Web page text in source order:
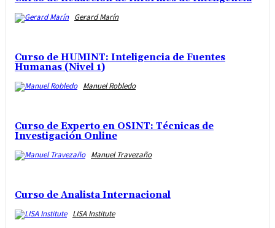
Gerard Marín
Curso de HUMINT: Inteligencia de Fuentes
Humanas (Nivel 1)
Manuel Robledo
Curso de Experto en OSINT: Técnicas de
Investigación Online
Manuel Travezaño
Curso de Analista Internacional
LISA Institute